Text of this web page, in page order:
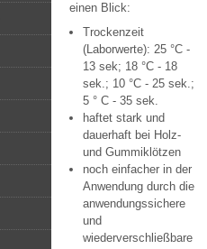
einen Blick:
Trockenzeit
(Laborwerte): 25 °C -
13 sek; 18 °C - 18
sek.; 10 °C - 25 sek.;
5 ° C - 35 sek.
haftet stark und
dauerhaft bei Holz-
und Gummiklötzen
noch einfacher in der
Anwendung durch die
anwendungssichere
und
wiederverschließbare